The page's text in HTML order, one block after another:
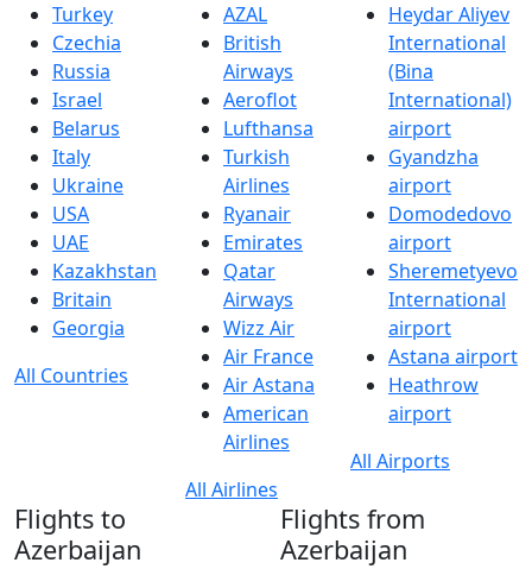
Turkey
Czechia
Russia
Israel
Belarus
Italy
Ukraine
USA
UAE
Kazakhstan
Britain
Georgia
All Countries
AZAL
British
Airways
Aeroflot
Lufthansa
Turkish
Airlines
Ryanair
Emirates
Qatar
Airways
Wizz Air
Air France
Air Astana
American
Airlines
All Airlines
Heydar Aliyev
International
(Bina
International)
airport
Gyandzha
airport
Domodedovo
airport
Sheremetyevo
International
airport
Astana airport
Heathrow
airport
All Airports
Flights to
Azerbaijan
Flights from
Azerbaijan